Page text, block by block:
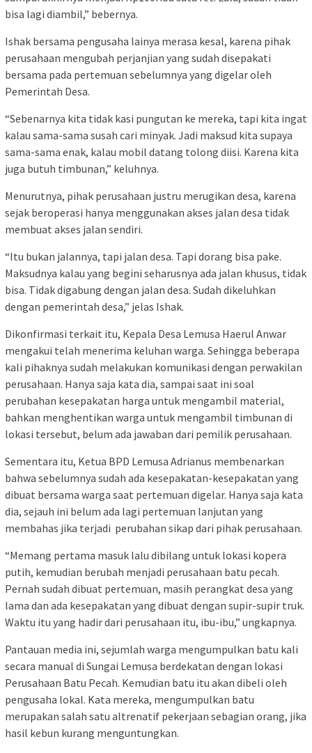
bisa lagi diambil,” bebernya.
Ishak bersama pengusaha lainya merasa kesal, karena pihak
perusahaan mengubah perjanjian yang sudah disepakati
bersama pada pertemuan sebelumnya yang digelar oleh
Pemerintah Desa.
“Sebenarnya kita tidak kasi pungutan ke mereka, tapi kita ingat
kalau sama-sama susah cari minyak. Jadi maksud kita supaya
sama-sama enak, kalau mobil datang tolong diisi. Karena kita
juga butuh timbunan,” keluhnya.
Menurutnya, pihak perusahaan justru merugikan desa, karena
sejak beroperasi hanya menggunakan akses jalan desa tidak
membuat akses jalan sendiri.
“Itu bukan jalannya, tapi jalan desa. Tapi dorang bisa pake.
Maksudnya kalau yang begini seharusnya ada jalan khusus, tidak
bisa. Tidak digabung dengan jalan desa. Sudah dikeluhkan
dengan pemerintah desa,” jelas Ishak.
Dikonfirmasi terkait itu, Kepala Desa Lemusa Haerul Anwar
mengakui telah menerima keluhan warga. Sehingga beberapa
kali pihaknya sudah melakukan komunikasi dengan perwakilan
perusahaan. Hanya saja kata dia, sampai saat ini soal
perubahan kesepakatan harga untuk mengambil material,
bahkan menghentikan warga untuk mengambil timbunan di
lokasi tersebut, belum ada jawaban dari pemilik perusahaan.
Sementara itu, Ketua BPD Lemusa Adrianus membenarkan
bahwa sebelumnya sudah ada kesepakatan-kesepakatan yang
dibuat bersama warga saat pertemuan digelar. Hanya saja kata
dia, sejauh ini belum ada lagi pertemuan lanjutan yang
membahas jika terjadi perubahan sikap dari pihak perusahaan.
“Memang pertama masuk lalu dibilang untuk lokasi kopera
putih, kemudian berubah menjadi perusahaan batu pecah.
Pernah sudah dibuat pertemuan, masih perangkat desa yang
lama dan ada kesepakatan yang dibuat dengan supir-supir truk.
Waktu itu yang hadir dari perusahaan itu, ibu-ibu,” ungkapnya.
Pantauan media ini, sejumlah warga mengumpulkan batu kali
secara manual di Sungai Lemusa berdekatan dengan lokasi
Perusahaan Batu Pecah. Kemudian batu itu akan dibeli oleh
pengusaha lokal. Kata mereka, mengumpulkan batu
merupakan salah satu altrenatif pekerjaan sebagian orang, jika
hasil kebun kurang menguntungkan.